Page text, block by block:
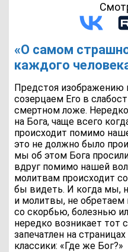
«О самом
каждого
Предстоя изображению
созерцаем Его в
смертном ложе.
на Бога, чаще всего
происходит помимо
это не должно было
мы об этом Бога
вдруг помимо нашей
молитвам происходит
бы видеть. И когда мы,
и молитвы, не обретаем
со скорбью, болезнью
нередко возникает тот
запечатлен на
классики: «Где же Бог?»